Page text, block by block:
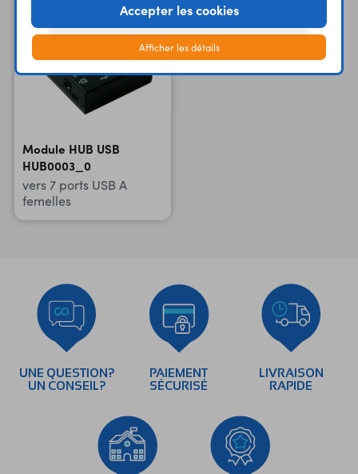
Module HUB USB
HUB0003_0
vers 7 ports USB A
femelles
UNE QUESTION?
UN CONSEIL?
PAIEMENT
SÉCURISÉ
LIVRAISON
RAPIDE
Accepter les cookies
Afficher les détails